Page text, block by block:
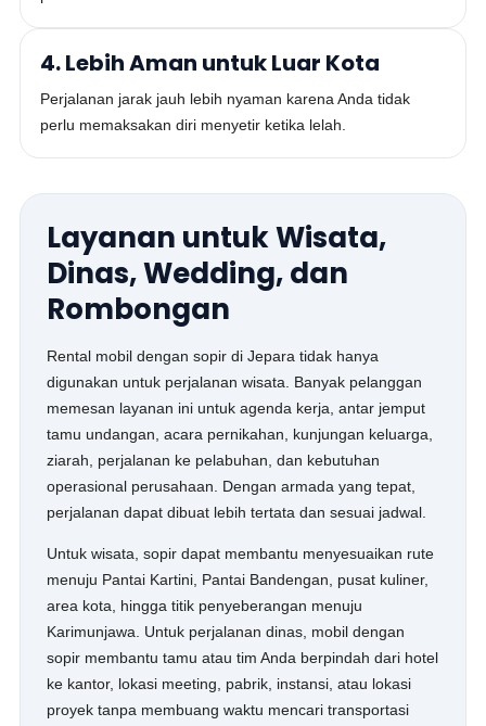
4. Lebih Aman untuk Luar Kota
Perjalanan jarak jauh lebih nyaman karena Anda tidak
perlu memaksakan diri menyetir ketika lelah.
Layanan untuk Wisata,
Dinas, Wedding, dan
Rombongan
Rental mobil dengan sopir di Jepara tidak hanya
digunakan untuk perjalanan wisata. Banyak pelanggan
memesan layanan ini untuk agenda kerja, antar jemput
tamu undangan, acara pernikahan, kunjungan keluarga,
ziarah, perjalanan ke pelabuhan, dan kebutuhan
operasional perusahaan. Dengan armada yang tepat,
perjalanan dapat dibuat lebih tertata dan sesuai jadwal.
Untuk wisata, sopir dapat membantu menyesuaikan rute
menuju Pantai Kartini, Pantai Bandengan, pusat kuliner,
area kota, hingga titik penyeberangan menuju
Karimunjawa. Untuk perjalanan dinas, mobil dengan
sopir membantu tamu atau tim Anda berpindah dari hotel
ke kantor, lokasi meeting, pabrik, instansi, atau lokasi
proyek tanpa membuang waktu mencari transportasi